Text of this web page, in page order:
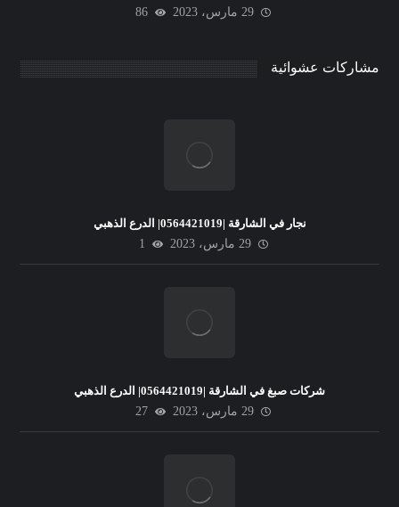
29 مارس، 2023
86
مشاركات عشوائية
نجار في الشارقة |0564421019| الدرع الذهبي
29 مارس، 2023
1
شركات صبغ في الشارقة |0564421019| الدرع الذهبي
29 مارس، 2023
27